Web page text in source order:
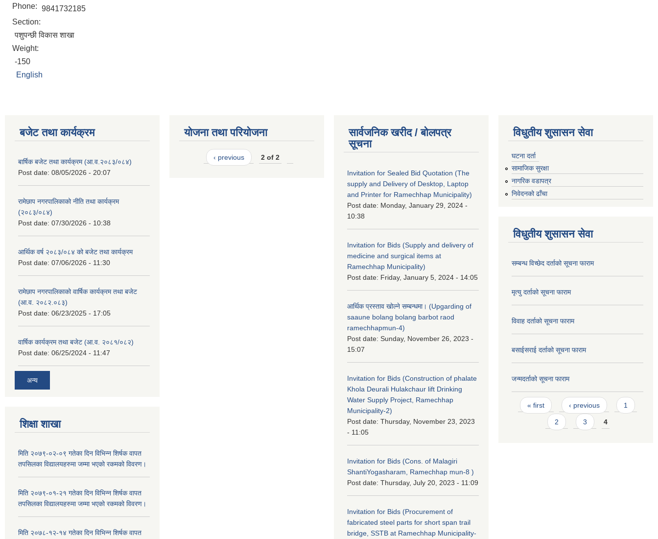
Phone: 9841732185
Section:
पशुपन्छी विकास शाखा
Weight:
-150
English
बजेट तथा कार्यक्रम
बार्षिक बजेट तथा कार्यक्रम (आ.व.२०८३/०८४)
Post date: 08/05/2026 - 20:07
रामेछाप नगरपालिकाको नीति तथा कार्यक्रम
(२०८३/०८४)
Post date: 07/30/2026 - 10:38
आर्थिक वर्ष २०८३/०८४ को बजेट तथा कार्यक्रम
Post date: 07/06/2026 - 11:30
रामेछाप नगरपालिकाको वार्षिक कार्यक्रम तथा बजेट
(आ.व. २०८२.०८३)
Post date: 06/23/2025 - 17:05
वार्षिक कार्यक्रम तथा बजेट (आ.व. २०८१/०८२)
Post date: 06/25/2024 - 11:47
अन्य
शिक्षा शाखा
मिति २०७९-०२-०९ गतेका दिन विभिन्न शिर्षक वापत
तपसिलका विद्यालयहरुमा जम्मा भएको रकमको विवरण।
मिति २०७९-०१-२१ गतेका दिन विभिन्न शिर्षक वापत
तपसिलका विद्यालयहरुमा जम्मा भएको रकमको विवरण।
मिति २०७८-१२-१४ गतेका दिन विभिन्न शिर्षक वापत
योजना तथा परियोजना
‹ previous 2 of 2
सार्वजनिक खरीद / बोलपत्र
सूचना
Invitation for Sealed Bid Quotation (The
supply and Delivery of Desktop, Laptop
and Printer for Ramechhap Municipality)
Post date: Monday, January 29, 2024 -
10:38
Invitation for Bids (Supply and delivery of
medicine and surgical items at
Ramechhap Municipality)
Post date: Friday, January 5, 2024 - 14:05
आर्थिक प्रस्ताव खोल्ने सम्बन्धमा। (Upgarding of
saaune bolang bolang barbot raod
ramechhapmun-4)
Post date: Sunday, November 26, 2023 -
15:07
Invitation for Bids (Construction of phalate
Khola Deurali Hulakchaur lift Drinking
Water Supply Project, Ramechhap
Municipality-2)
Post date: Thursday, November 23, 2023
- 11:05
Invitation for Bids (Cons. of Malagiri
ShantiYogasharam, Ramechhap mun-8 )
Post date: Thursday, July 20, 2023 - 11:09
Invitation for Bids (Procurement of
fabricated steel parts for short span trail
bridge, SSTB at Ramechhap Municipality-
विधुतीय शुसासन सेवा
घटना दर्ता
सामाजिक सुरक्षा
नागरिक वडापत्र
निवेदनको ढाँचा
विधुतीय शुसासन सेवा
सम्बन्ध विच्छेद दर्ताको सूचना फाराम
मृत्यु दर्ताको सूचना फाराम
विवाह दर्ताको सूचना फाराम
बसाईसराई दर्ताको सूचना फाराम
जन्मदर्ताको सूचना फाराम
Pages
« first ‹ previous 1
2 3 4